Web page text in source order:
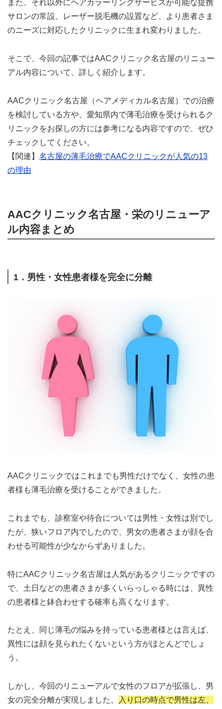
また、それ以外にヘアカラーリングサービスが可能な提携
サロンの常設、レーザー脱毛機の設置など、より患者さま
のニーズに対応したクリニックに生まれ変わりました。
そこで、今回の記事ではAACクリニック名古屋のリニュー
アル内容について、詳しく紹介します。
AACクリニック名古屋（ヘアメディカル名古屋）での治療
を検討している方や、愛知県内で薄毛治療を受けられるク
リニックをお探しの方には参考になる内容ですので、ぜひ
チェックしてください。
【関連】 名古屋の薄毛治療でAACクリニックが人気の13
の理由
AACクリニック名古屋・栄のリニューア
ル内容まとめ
1．男性・女性患者様を完全に分離
AACクリニックではこれまでも男性だけでなく、女性の患
者様も薄毛治療を受けることができました。
これまでも、診察室や待合については男性・女性は別でし
たが、狭いフロア内でしたので、男女の患者さまが顔を合
わせる可能性が少なからずありました。
特にAACクリニック名古屋は人気があるクリニックですの
で、土日などの患者さまが多くいらっしゃる時には、異性
の患者様と鉢合わせする確率も高くなります。
たとえ、同じ薄毛の悩みを持っている患者様とは言えば、
異性には顔を見られたくないという方がほとんどでしょ
う。
しかし、今回のリニューアルで女性のフロアが拡張し、男
女の完全分離が実現しました。
入り口の時点で男性は左、